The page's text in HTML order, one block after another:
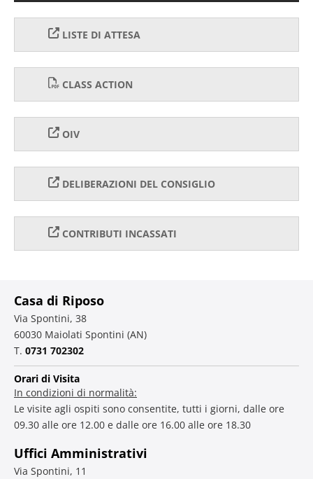
LISTE DI ATTESA
CLASS ACTION
OIV
DELIBERAZIONI DEL CONSIGLIO
CONTRIBUTI INCASSATI
Casa di Riposo
Via Spontini, 38
60030 Maiolati Spontini (AN)
T. 0731 702302
Orari di Visita
In condizioni di normalità:
Le visite agli ospiti sono consentite, tutti i giorni, dalle ore
09.30 alle ore 12.00 e dalle ore 16.00 alle ore 18.30
Uffici Amministrativi
Via Spontini, 11